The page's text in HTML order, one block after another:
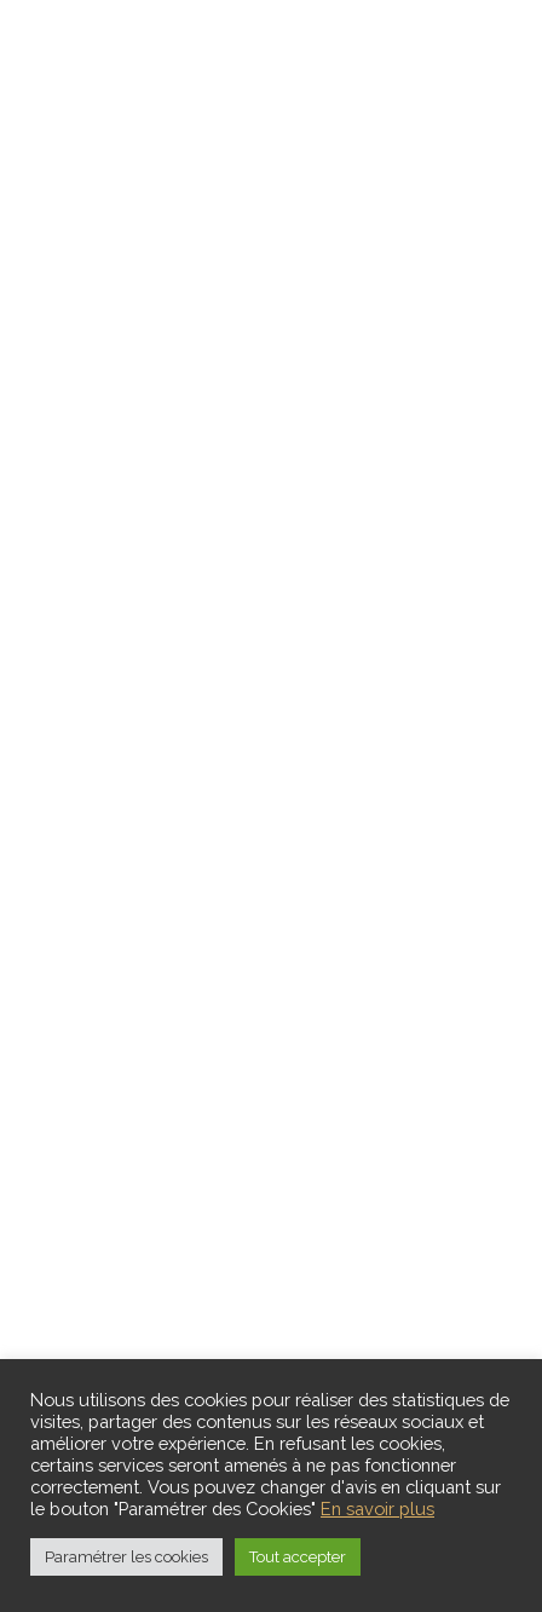
Nous utilisons des cookies pour réaliser des statistiques de
visites, partager des contenus sur les réseaux sociaux et
améliorer votre expérience. En refusant les cookies,
certains services seront amenés à ne pas fonctionner
correctement. Vous pouvez changer d'avis en cliquant sur
le bouton "Paramétrer des Cookies" En savoir plus
Paramétrer les cookies Tout accepter